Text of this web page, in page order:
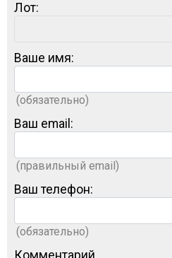
Лот:
Ваше имя:
(обязательно)
Ваш email:
(правильный email)
Ваш телефон:
(обязательно)
Комментарий